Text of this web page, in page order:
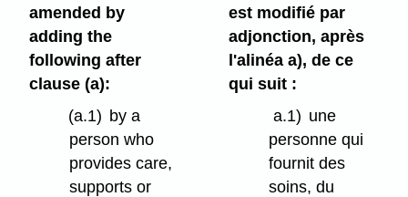
amended by
adding the
following after
clause (a):
(a.1) by a
person who
provides care,
supports or
est modifié par
adjonction, après
l'alinéa a), de ce
qui suit :
a.1) une
personne qui
fournit des
soins, du